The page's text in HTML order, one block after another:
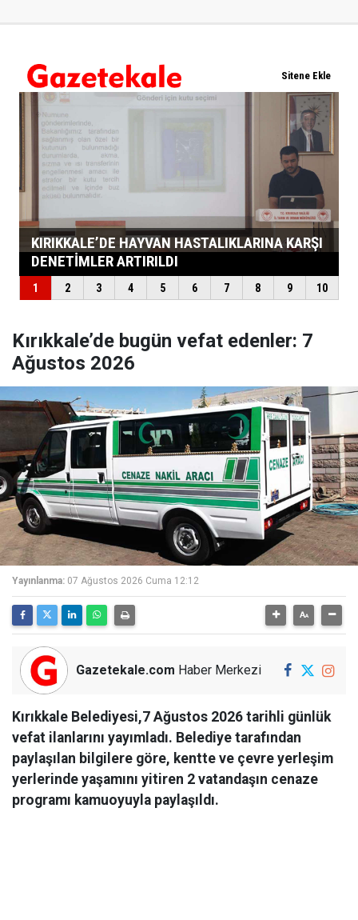
Kırıkkale’de bugün vefat edenler: 7
Ağustos 2026
Yayınlanma: 07 Ağustos 2026 Cuma 12:12
Gazetekale.com Haber Merkezi
Kırıkkale Belediyesi,7 Ağustos 2026 tarihli günlük
vefat ilanlarını yayımladı. Belediye tarafından
paylaşılan bilgilere göre, kentte ve çevre yerleşim
yerlerinde yaşamını yitiren 2 vatandaşın cenaze
programı kamuoyuyla paylaşıldı.